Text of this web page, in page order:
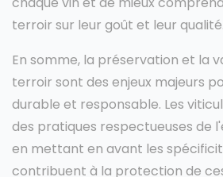
terroir sur leur goût et leur qualité.
En somme, la préservation et la
terroir sont des enjeux majeurs
durable et responsable. Les
des pratiques respectueuses de
en mettant en avant les
contribuent à la protection de